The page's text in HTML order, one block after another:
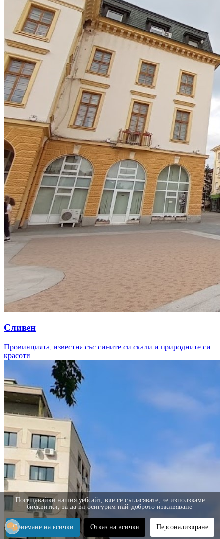
Сливен
Провинцията, известна със сините си скали и природните си
красоти
Посещавайки нашия уебсайт, вие се съгласявате, че използваме
бисквитки, за да ви осигурим най-доброто изживяване.
Приемане на всички Отказ на всички Персонализиране